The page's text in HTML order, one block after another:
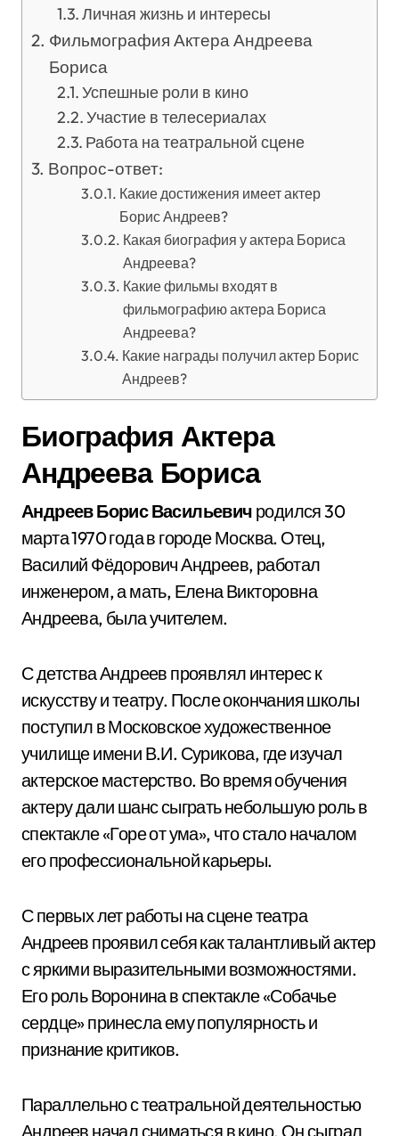
Личная жизнь и интересы
Фильмография Актера Андреева
Бориса
Успешные роли в кино
Участие в телесериалах
Работа на театральной сцене
Вопрос-ответ:
Какие достижения имеет актер
Борис Андреев?
Какая биография у актера Бориса
Андреева?
Какие фильмы входят в
фильмографию актера Бориса
Андреева?
Какие награды получил актер Борис
Андреев?
Биография Актера
Андреева Бориса
Андреев Борис Васильевич родился 30
марта 1970 года в городе Москва. Отец,
Василий Фёдорович Андреев, работал
инженером, а мать, Елена Викторовна
Андреева, была учителем.
С детства Андреев проявлял интерес к
искусству и театру. После окончания школы
поступил в Московское художественное
училище имени В.И. Сурикова, где изучал
актерское мастерство. Во время обучения
актеру дали шанс сыграть небольшую роль в
спектакле «Горе от ума», что стало началом
его профессиональной карьеры.
С первых лет работы на сцене театра
Андреев проявил себя как талантливый актер
с яркими выразительными возможностями.
Его роль Воронина в спектакле «Собачье
сердце» принесла ему популярность и
признание критиков.
Параллельно с театральной деятельностью
Андреев начал сниматься в кино. Он сыграл